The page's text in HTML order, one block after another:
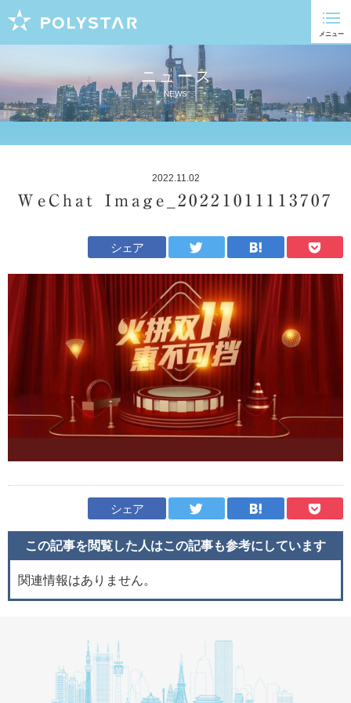
ニュース
NEWS
2022.11.02
WeChat Image_20221011113707
シェア
シェア
この記事を閲覧した人はこの記事も参考にしています
関連情報はありません。